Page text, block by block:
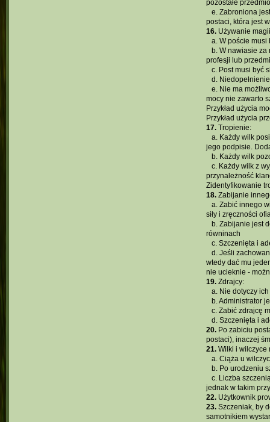
pozostałe
e. Zabroniona
postaci, która jest
16.Używanie
a. W poście musi
b. W nawiasie za
profesji lub
c. Post musi być
d.
e. Nie ma
mocy nie zawarto
Przykład użycia
Przykład użycia
17.Tropienie:
a. Każdy wilk
jego podpisie.
b. Każdy wilk
c. Każdy wilk z
przynależność
Zidentyfikowanie
18.Zabijanie
a. Zabić innego
siły i zręczności
b. Zabijanie jest
równinach
c. Szczenięta i
d. Jeśli
wtedy dać mu
nie ucieknie -
19.Zdrajcy:
a. Nie dotyczy
b. Administrator
c. Zabić zdrajcę
d. Szczenięta i
20.Po zabiciu
postaci), inaczej
21.Wilki i wilczyce
a. Ciąża u
b. Po urodzeniu
c. Liczba
jednak w takim
22.Użytkownik
23.Szczeniak, by
samotnikiem